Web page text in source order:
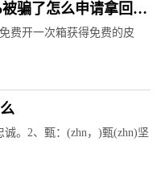
骗了怎么申请拿回
费开一次箱获得免费的皮
。2、甄：(zhn，)甄(zhn)坚